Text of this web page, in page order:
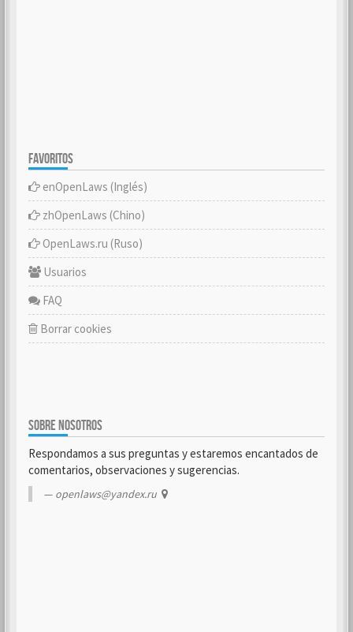
FAVORITOS
enOpenLaws (Inglés)
zhOpenLaws (Chino)
OpenLaws.ru (Ruso)
Usuarios
FAQ
Borrar cookies
SOBRE NOSOTROS
Respondamos a sus preguntas y estaremos encantados de
comentarios, observaciones y sugerencias.
openlaws@yandex.ru